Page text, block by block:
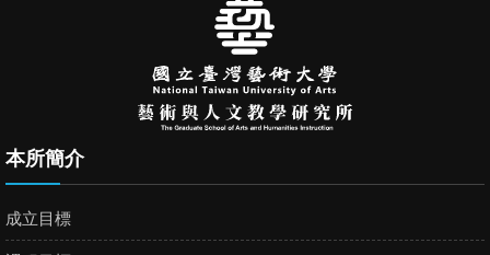
本所簡介
成立目標